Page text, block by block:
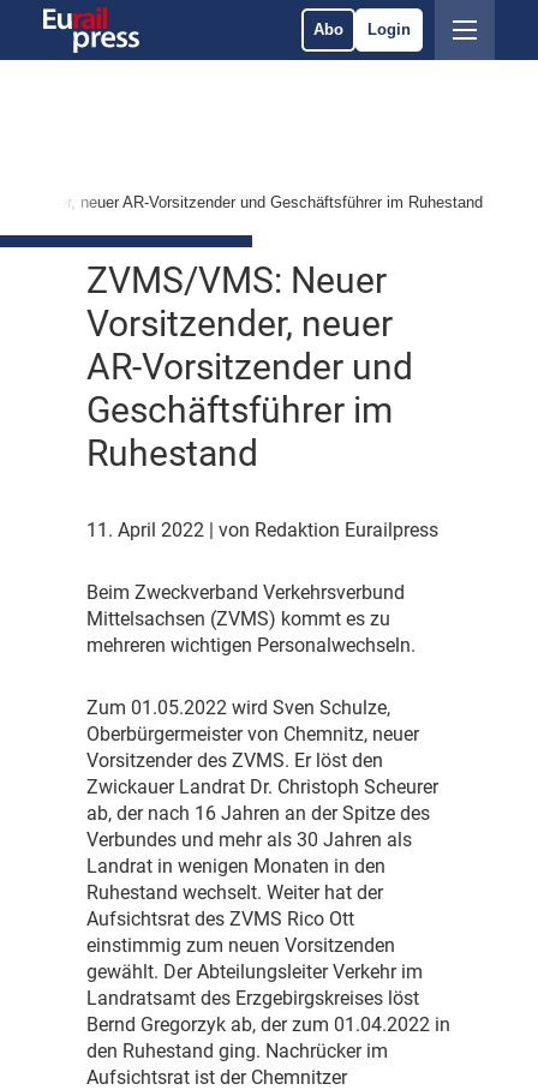
Abo Login
neuer AR-Vorsitzender und Geschäftsführer im Ruhestand
ZVMS/VMS: Neuer
Vorsitzender, neuer
AR-Vorsitzender und
Geschäftsführer im
Ruhestand
11. April 2022 | von Redaktion Eurailpress
Beim Zweckverband Verkehrsverbund
Mittelsachsen (ZVMS) kommt es zu
mehreren wichtigen Personalwechseln.
Zum 01.05.2022 wird Sven Schulze,
Oberbürgermeister von Chemnitz, neuer
Vorsitzender des ZVMS. Er löst den
Zwickauer Landrat Dr. Christoph Scheurer
ab, der nach 16 Jahren an der Spitze des
Verbundes und mehr als 30 Jahren als
Landrat in wenigen Monaten in den
Ruhestand wechselt. Weiter hat der
Aufsichtsrat des ZVMS Rico Ott
einstimmig zum neuen Vorsitzenden
gewählt. Der Abteilungsleiter Verkehr im
Landratsamt des Erzgebirgskreises löst
Bernd Gregorzyk ab, der zum 01.04.2022 in
den Ruhestand ging. Nachrücker im
Aufsichtsrat ist der Chemnitzer